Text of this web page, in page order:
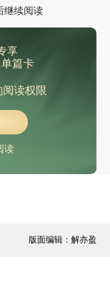
继续阅读
享
篇卡
读权限
读
版面编辑：解亦盈